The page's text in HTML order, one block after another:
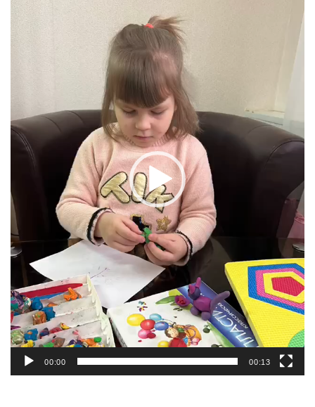
00:00 00:13